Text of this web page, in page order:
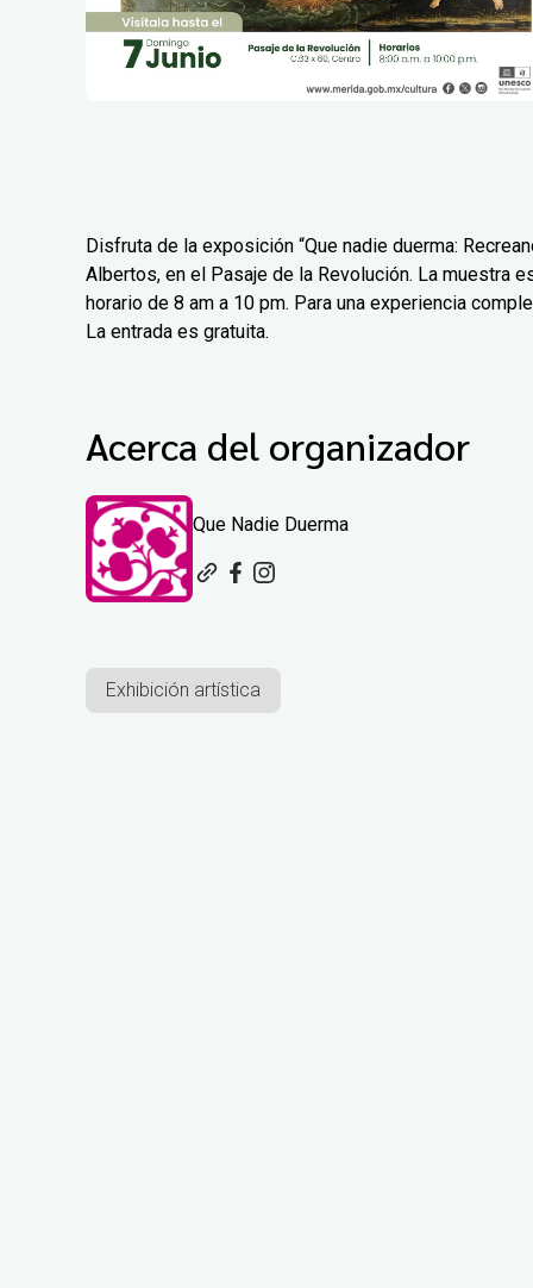
Disfruta de la exposición “Que nadie duerma:
Albertos, en el Pasaje de la Revolución. La muestra
horario de 8 am a 10 pm. Para una experiencia
La entrada es gratuita.
Acerca del organizador
Que Nadie Duerma
Exhibición artística